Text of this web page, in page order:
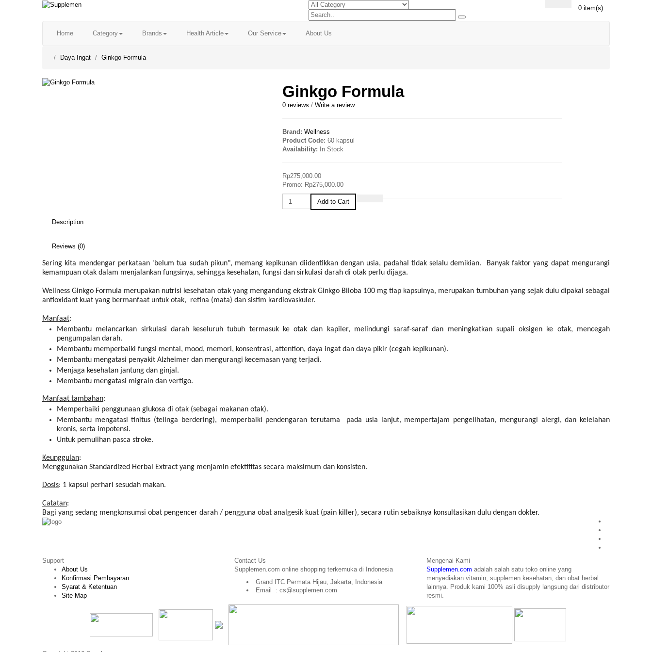
0 item(s)
Home Category Brands Health Article Our Service About Us
Daya Ingat Ginkgo Formula
Ginkgo Formula
0 reviews / Write a review
Brand: Wellness
Product Code: 60 kapsul
Availability: In Stock
Rp275,000.00
Promo: Rp275,000.00
Add to Cart
Description
Reviews (0)
Sering kita mendengar perkataan 'belum tua sudah pikun", memang kepikunan diidentikkan dengan usia, padahal tidak selalu demikian. Banyak faktor yang dapat mengurangi
kemampuan otak dalam menjalankan fungsinya, sehingga kesehatan, fungsi dan sirkulasi darah di otak perlu dijaga.
Wellness Ginkgo Formula merupakan nutrisi kesehatan otak yang mengandung ekstrak Ginkgo Biloba 100 mg tiap kapsulnya, merupakan tumbuhan yang sejak dulu dipakai sebagai
antioxidant kuat yang bermanfaat untuk otak, retina (mata) dan sistim kardiovaskuler.
Manfaat:
Membantu melancarkan sirkulasi darah keseluruh tubuh termasuk ke otak dan kapiler, melindungi saraf-saraf dan meningkatkan supali oksigen ke otak, mencegah
pengumpalan darah.
Membantu memperbaiki fungsi mental, mood, memori, konsentrasi, attention, daya ingat dan daya pikir (cegah kepikunan).
Membantu mengatasi penyakit Alzheimer dan mengurangi kecemasan yang terjadi.
Menjaga kesehatan jantung dan ginjal.
Membantu mengatasi migrain dan vertigo.
Manfaat tambahan:
Memperbaiki penggunaan glukosa di otak (sebagai makanan otak).
Membantu mengatasi tinitus (telinga berdering), memperbaiki pendengaran terutama pada usia lanjut, mempertajam pengelihatan, mengurangi alergi, dan kelelahan
kronis, serta impotensi.
Untuk pemulihan pasca stroke.
Keunggulan:
Menggunakan Standardized Herbal Extract yang menjamin efektifitas secara maksimum dan konsisten.
Dosis: 1 kapsul perhari sesudah makan.
Catatan:
Bagi yang sedang mengkonsumsi obat pengencer darah / pengguna obat analgesik kuat (pain killer), secara rutin sebaiknya konsultasikan dulu dengan dokter.
Support
About Us
Konfirmasi Pembayaran
Syarat & Ketentuan
Site Map
Contact Us
Supplemen.com online shopping terkemuka di Indonesia
Grand ITC Permata Hijau, Jakarta, Indonesia
Email : cs@supplemen.com
Mengenai Kami
Supplemen.com adalah salah satu toko online yang
menyediakan vitamin, supplemen kesehatan, dan obat herbal
lainnya. Produk kami 100% asli disupply langsung dari distributor
resmi.